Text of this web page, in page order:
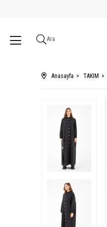
Ara
Anasayfa TAKIM